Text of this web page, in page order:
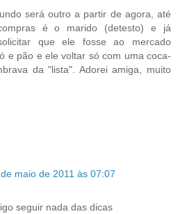
será outro a partir de agora, até
é o marido (detesto) e já
que ele fosse ao mercado
e pão e ele voltar só com uma coca-
da "lista". Adorei amiga, muito
maio de 2011 às 07:07
seguir nada das dicas